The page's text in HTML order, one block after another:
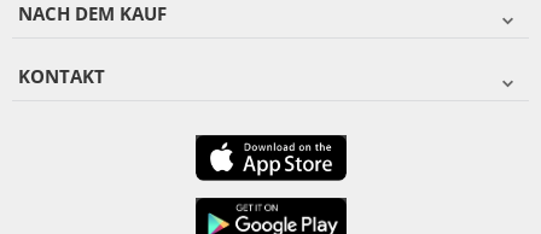
NACH DEM KAUF
KONTAKT